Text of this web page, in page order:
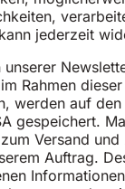
jederzeit
Rahmen
werden auf
gespeichert.
Versand
Auftrag.